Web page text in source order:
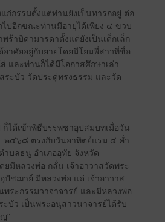
ก่กรรมตั้งแต่ท่านยังเป็นทารกอยู่ ต่อ
ปอีกขณะท่านมีอายุได้เพียง ๔ ขวบ
ร้าบิดามารดาตั้งแต่ยังเป็นเด็กเล็ก
อาศัยอยู่กับยายโดยมีโยมพี่สาวที่ชื่อ
และท่านก็ได้มีโอกาสศึกษาเล่า
ระบัว วัดประดู่ทรงธรรม และวัด
ก็ได้เข้าพิธีบรรพชาอุปสมบทเมื่อวัน
๒๔๖๘ ตรงกับวันอาทิตย์แรม ๔ ค่ำ
บลธนู อำเภออุทัย จังหวัด
มีหลวงพ่อ กลั่น เจ้าอาวาสวัดพระ
ปัชฌาย์ มีหลวงพ่อ แด่ เจ้าอาวาส
ระกรรมวาจาจารย์ และมีหลวงพ่อ
ะบัว เป็นพระอนุสาวนาจารย์ได้รับ
"